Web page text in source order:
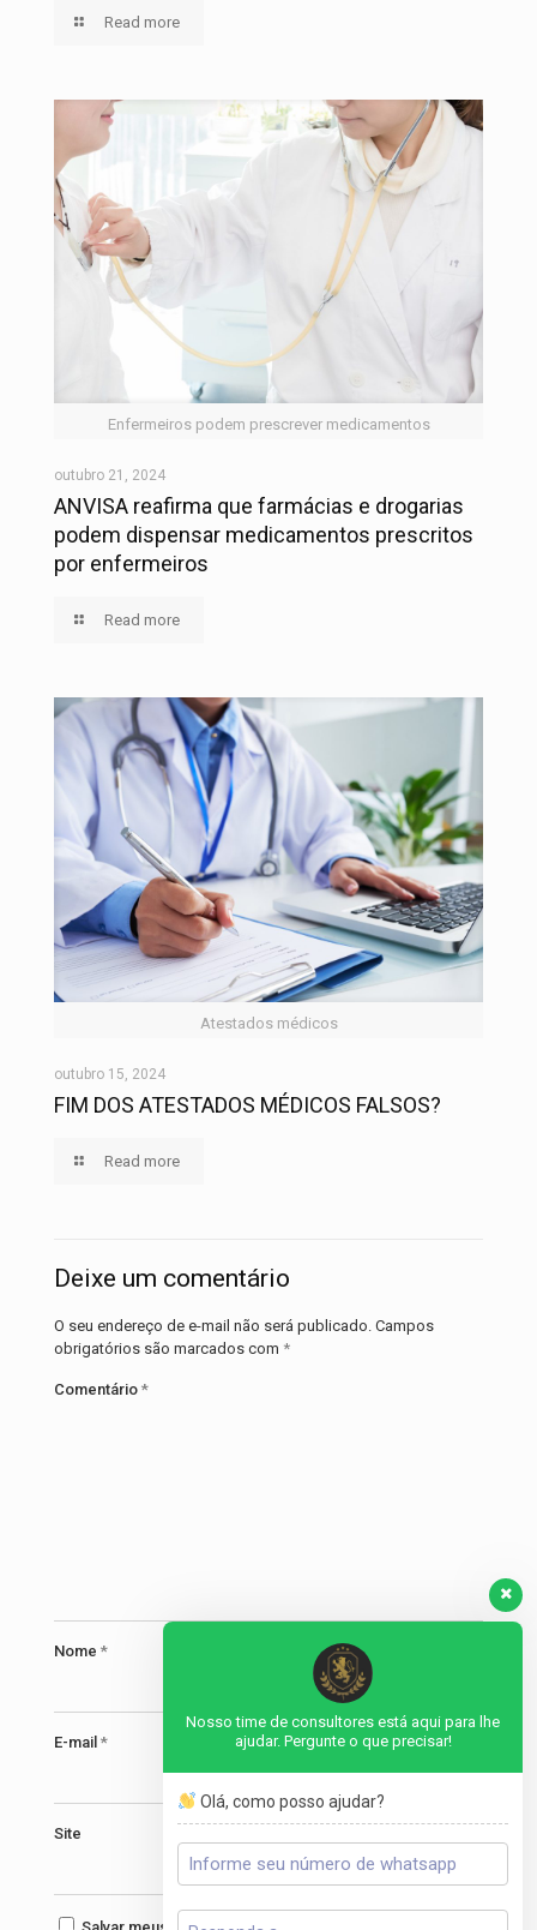
Read more
Enfermeiros podem prescrever medicamentos
outubro 21, 2024
ANVISA reafirma que farmácias e drogarias
podem dispensar medicamentos prescritos
por enfermeiros
Read more
Atestados médicos
outubro 15, 2024
FIM DOS ATESTADOS MÉDICOS FALSOS?
Read more
Deixe um comentário
O seu endereço de e-mail não será publicado. Campos
obrigatórios são marcados com *
Comentário *
Nome *
E-mail *
Site
Nosso time de consultores está aqui para lhe
ajudar. Pergunte o que precisar!
Olá, como posso ajudar?